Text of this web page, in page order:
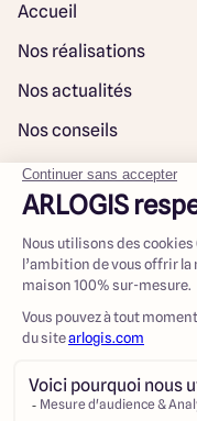
Accueil
Nos réalisations
Nos actualités
Nos conseils
Rejoindre notre réseau
@ Maisons ARLOGIS 2023